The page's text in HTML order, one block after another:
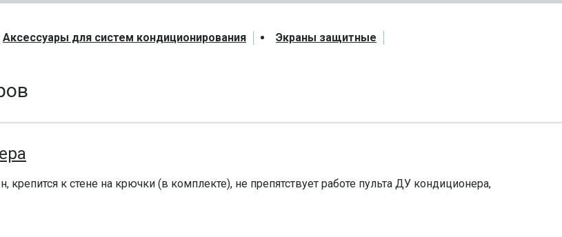
Аксессуары для систем кондиционирования
Экраны защитные
крепится к стене на крючки (в комплекте), не препятствует работе пульта ДУ кондиционера,